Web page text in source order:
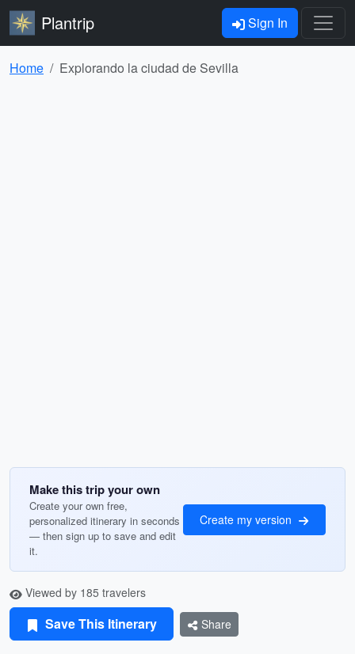
Plantrip Sign In
Home Explorando la ciudad de Sevilla
Make this trip your own
Create your own free,
personalized itinerary in seconds
— then sign up to save and edit
it.
Create my version
Viewed by 185 travelers
Save This Itinerary Share